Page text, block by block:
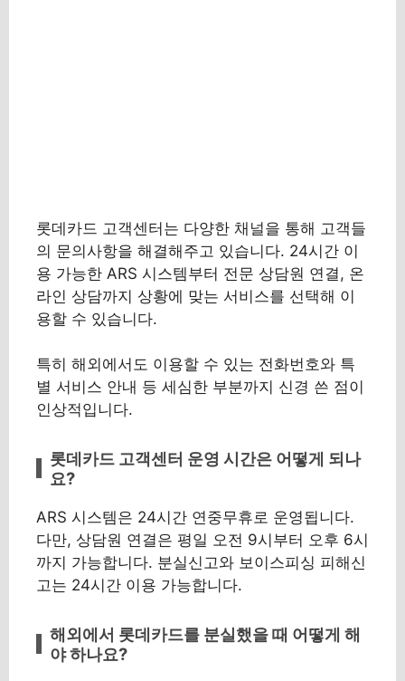
롯데카드 고객센터는 다양한 채널을 통해 고객들
의 문의사항을 해결해주고 있습니다. 24시간 이
용 가능한 ARS 시스템부터 전문 상담원 연결, 온
라인 상담까지 상황에 맞는 서비스를 선택해 이
용할 수 있습니다.
특히 해외에서도 이용할 수 있는 전화번호와 특
별 서비스 안내 등 세심한 부분까지 신경 쓴 점이
인상적입니다.
롯데카드 고객센터 운영 시간은 어떻게 되나
요?
ARS 시스템은 24시간 연중무휴로 운영됩니다.
다만, 상담원 연결은 평일 오전 9시부터 오후 6시
까지 가능합니다. 분실신고와 보이스피싱 피해신
고는 24시간 이용 가능합니다.
해외에서 롯데카드를 분실했을 때 어떻게 해
야 하나요?